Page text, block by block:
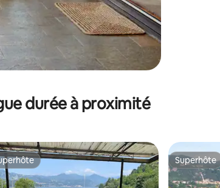
durée à proximité
Superhôte
Superhôte